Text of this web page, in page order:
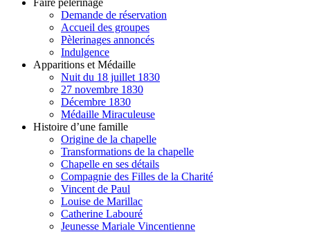
Demande de réservation
Accueil des groupes
Pèlerinages annoncés
Indulgence
Apparitions et Médaille
Nuit du 18 juillet 1830
27 novembre 1830
Décembre 1830
Médaille Miraculeuse
Histoire d’une famille
Origine de la chapelle
Transformations de la chapelle
Chapelle en ses détails
Compagnie des Filles de la Charité
Vincent de Paul
Louise de Marillac
Catherine Labouré
Jeunesse Mariale Vincentienne